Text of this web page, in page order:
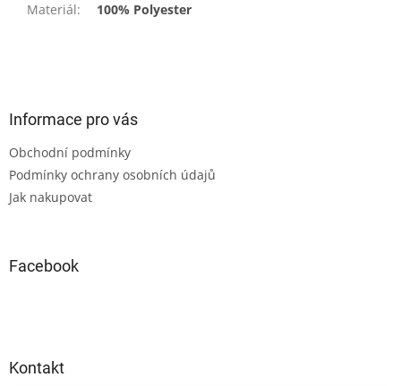
Materiál: 100% Polyester
Informace pro vás
Obchodní podmínky
Podmínky ochrany osobních údajů
Jak nakupovat
Facebook
Kontakt